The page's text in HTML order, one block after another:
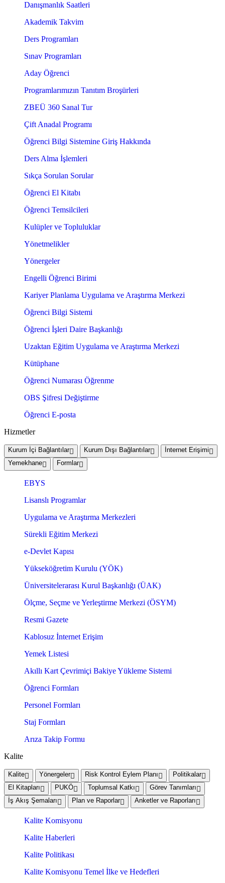
Danışmanlık Saatleri
Akademik Takvim
Ders Programları
Sınav Programları
Aday Öğrenci
Programlarımızın Tanıtım Broşürleri
ZBEÜ 360 Sanal Tur
Çift Anadal Programı
Öğrenci Bilgi Sistemine Giriş Hakkında
Ders Alma İşlemleri
Sıkça Sorulan Sorular
Öğrenci El Kitabı
Öğrenci Temsilcileri
Kulüpler ve Topluluklar
Yönetmelikler
Yönergeler
Engelli Öğrenci Birimi
Kariyer Planlama Uygulama ve Araştırma Merkezi
Öğrenci Bilgi Sistemi
Öğrenci İşleri Daire Başkanlığı
Uzaktan Eğitim Uygulama ve Araştırma Merkezi
Kütüphane
Öğrenci Numarası Öğrenme
OBS Şifresi Değiştirme
Öğrenci E-posta
Hizmetler
Kurum İçi Bağlantılar Kurum Dışı Bağlantılar
İnternet Erişimi
Yemekhane
Formlar
EBYS
Lisanslı Programlar
Uygulama ve Araştırma Merkezleri
Sürekli Eğitim Merkezi
e-Devlet Kapısı
Yükseköğretim Kurulu (YÖK)
Üniversitelerarası Kurul Başkanlığı (ÜAK)
Ölçme, Seçme ve Yerleştirme Merkezi (ÖSYM)
Resmi Gazete
Kablosuz İnternet Erişim
Yemek Listesi
Akıllı Kart Çevrimiçi Bakiye Yükleme Sistemi
Öğrenci Formları
Personel Formları
Staj Formları
Arıza Takip Formu
Kalite
Kalite Yönergeler Risk Kontrol Eylem Planı
Politikalar
El Kitapları
PUKÖ Toplumsal Katkı
Görev Tanımları
İş Akış Şemaları
Plan ve Raporlar Anketler ve Raporları
Kalite Komisyonu
Kalite Haberleri
Kalite Politikası
Kalite Komisyonu Temel İlke ve Hedefleri